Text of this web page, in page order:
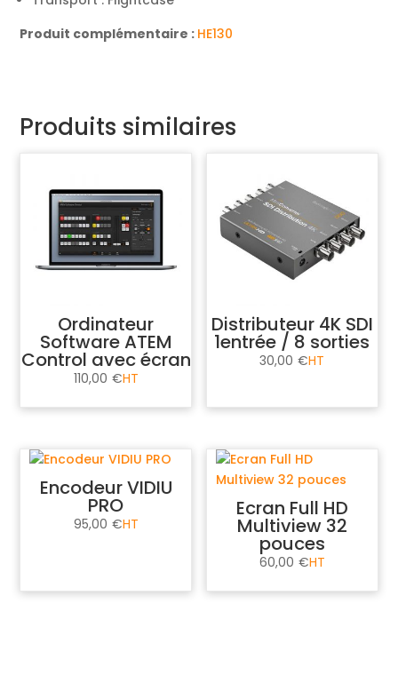
Produit complémentaire : HE130
Produits similaires
Ordinateur
Software ATEM
Control avec écran
110,00 €
Distributeur 4K SDI
1entrée / 8 sorties
30,00 €
Encodeur VIDIU
PRO
95,00 €
Ecran Full HD
Multiview 32
pouces
60,00 €